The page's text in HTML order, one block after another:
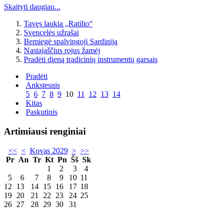
Skaityti daugiau...
Tavęs laukia „Ratilio“
Svencelės užrašai
Bemiegė spalvingoji Sardinija
Nastajaščius rojus žamėj
Pradėti dieną tradicinių instrumentų garsais
Pradėti
Ankstesnis
5 6 7 8 9 10 11 12 13 14
Kitas
Paskutinis
Artimiausi renginiai
<< < Kovas 2029 > >>
Pr An Tr Kt Pn Šš Sk
1
2 3
4
5
6 7 8 9 10 11
12
13 14 15 16 17 18
19 20 21 22 23 24 25
26 27 28 29 30 31